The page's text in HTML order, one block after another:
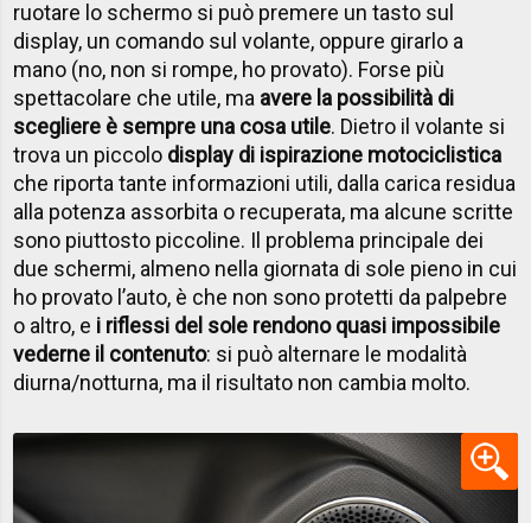
ruotare lo schermo si può premere un tasto sul
display, un comando sul volante, oppure girarlo a
mano (no, non si rompe, ho provato). Forse più
spettacolare che utile, ma avere la possibilità di
scegliere è sempre una cosa utile. Dietro il volante si
trova un piccolo display di ispirazione motociclistica
che riporta tante informazioni utili, dalla carica residua
alla potenza assorbita o recuperata, ma alcune scritte
sono piuttosto piccoline. Il problema principale dei
due schermi, almeno nella giornata di sole pieno in cui
ho provato l’auto, è che non sono protetti da palpebre
o altro, e i riflessi del sole rendono quasi impossibile
vederne il contenuto: si può alternare le modalità
diurna/notturna, ma il risultato non cambia molto.